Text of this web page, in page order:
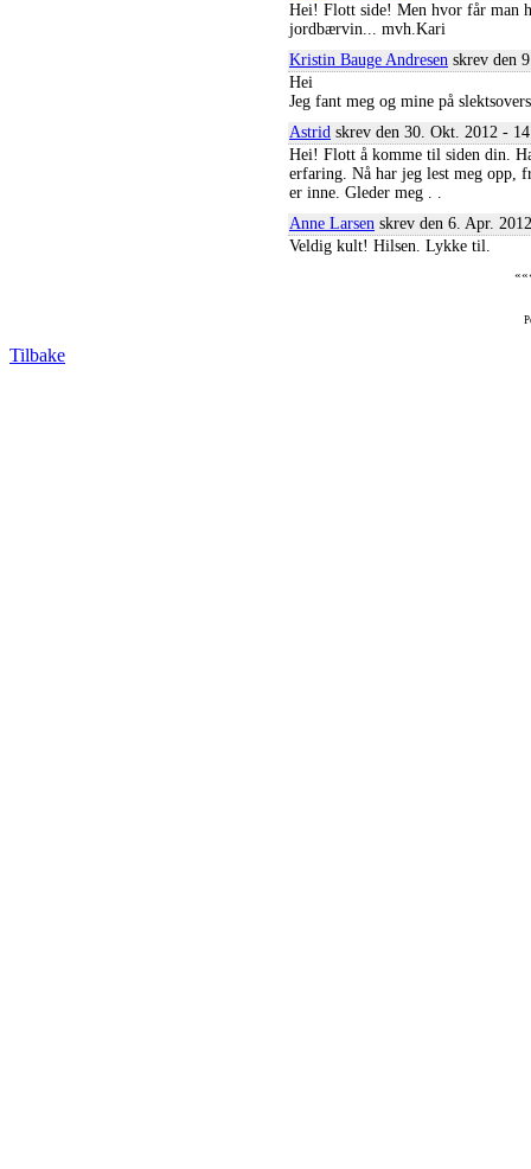
Hei! Flott side! Men hvor får man
jordbærvin... mvh.Kari
Kristin Bauge Andresen skrev den
Hei
Jeg fant meg og mine på
Astrid skrev den 30. Okt. 2012 -
Hei! Flott å komme til siden din.
erfaring. Nå har jeg lest meg opp,
er inne. Gleder meg . .
Anne Larsen skrev den 6. Apr.
Veldig kult! Hilsen. Lykke til.
Tilbake